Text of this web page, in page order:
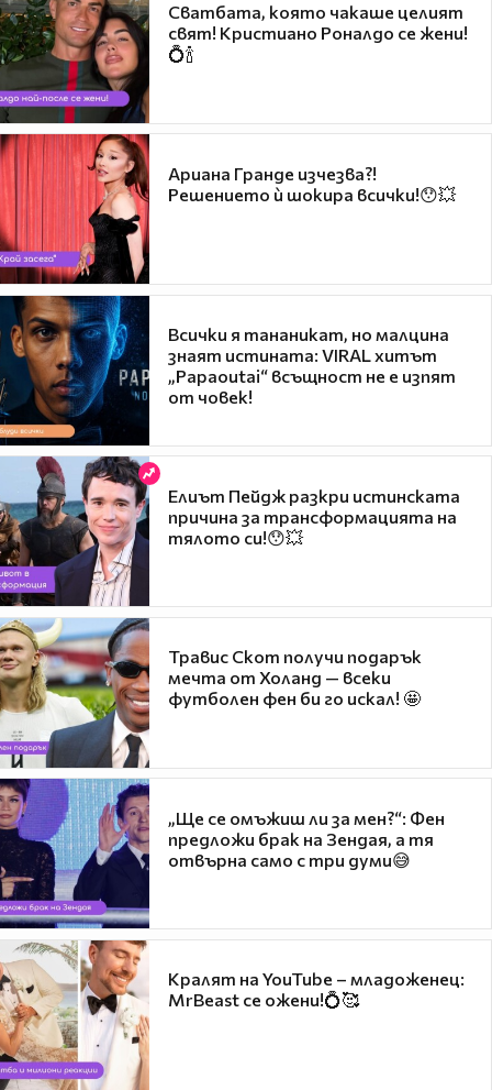
Сватбата, която чакаше целият
свят! Кристиано Роналдо се жени!
💍🍾
Ариана Гранде изчезва?!
Решението ѝ шокира всички!😯💥
Всички я тананикат, но малцина
знаят истината: VIRAL хитът
„Papaoutai“ всъщност не е изпят
от човек!
Елиът Пейдж разкри истинската
причина за трансформацията на
тялото си!😯💥
Травис Скот получи подарък
мечта от Холанд — всеки
футболен фен би го искал! 🤩
„Ще се омъжиш ли за мен?“: Фен
предложи брак на Зендая, а тя
отвърна само с три думи😅
Кралят на YouTube – младоженец:
MrBeast се ожени!💍🥰